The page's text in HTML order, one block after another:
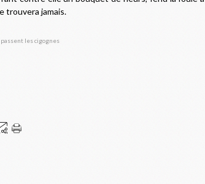
trouvera jamais.